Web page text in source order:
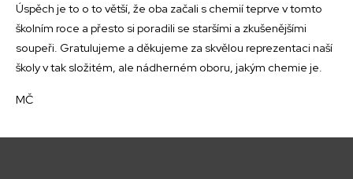
Úspěch je to o to větší, že oba začali s chemií teprve v tomto
školním roce a přesto si poradili se staršími a zkušenějšími
soupeři. Gratulujeme a děkujeme za skvělou reprezentaci naší
školy v tak složitém, ale nádherném oboru, jakým chemie je.
MČ